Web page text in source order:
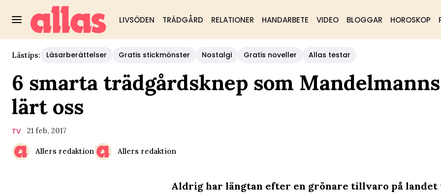
LIVSÖDEN TRÄDGÅRD RELATIONER HANDARBETE VIDEO BLOGGAR HOROSKOP
Lästips: Läsarberättelser Gratis stickmönster Nostalgi Gratis noveller Allas testar
6 smarta trädgårdsknep som
lärt oss
TV 21 feb, 2017
Allers redaktion Allers redaktion
Aldrig har längtan efter en grönare tillvaro på landet